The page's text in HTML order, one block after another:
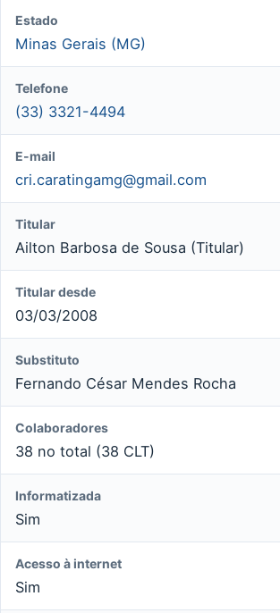
Estado
Minas Gerais (MG)
Telefone
(33) 3321-4494
E-mail
cri.caratingamg@gmail.com
Titular
Ailton Barbosa de Sousa (Titular)
Titular desde
03/03/2008
Substituto
Fernando César Mendes Rocha
Colaboradores
38 no total (38 CLT)
Informatizada
Sim
Acesso à internet
Sim